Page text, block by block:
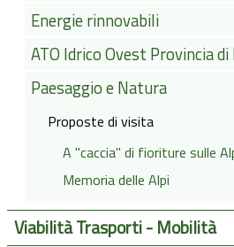
Energie rinnovabili
ATO Idrico Ovest Provincia
Paesaggio e Natura
Proposte di visita
A "caccia" di fioriture sulle
Memoria delle Alpi
Viabilità Trasporti - Mobilità